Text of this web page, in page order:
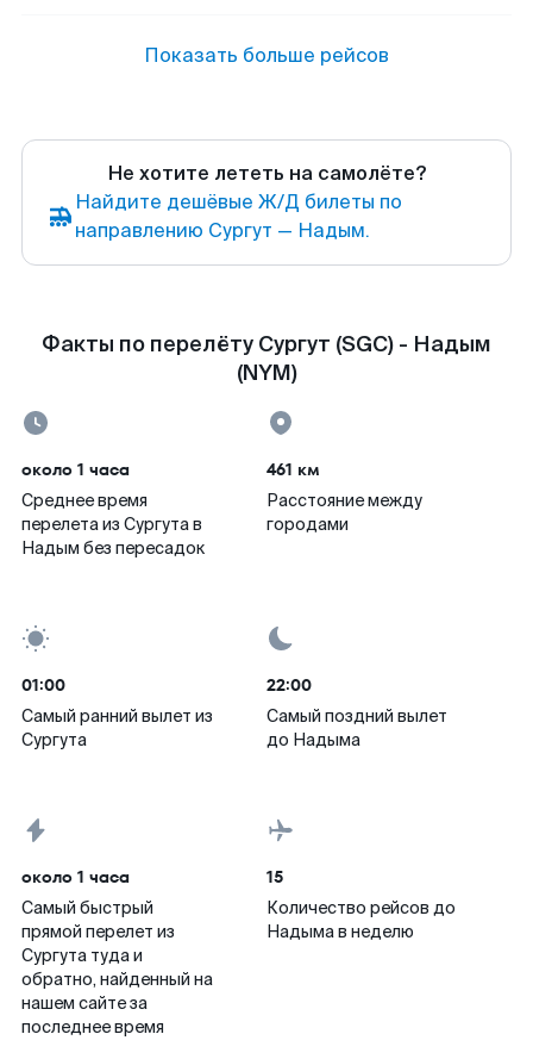
Показать больше рейсов
Не хотите лететь на самолёте?
Найдите дешёвые Ж/Д билеты по
направлению Сургут — Надым.
Факты по перелёту Сургут (SGC) - Надым
(NYM)
около 1 часа
Среднее время
перелета из Сургута в
Надым без пересадок
461 км
Расстояние между
городами
01:00
Самый ранний вылет из
Сургута
22:00
Самый поздний вылет
до Надыма
около 1 часа
Самый быстрый
прямой перелет из
Сургута туда и
обратно, найденный на
нашем сайте за
последнее время
15
Количество рейсов до
Надыма в неделю